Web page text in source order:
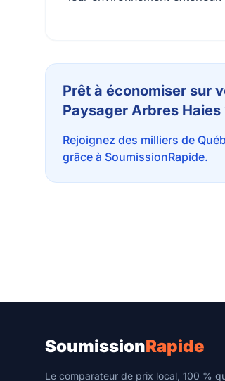
Prêt à économiser sur
Paysager Arbres Haies
Rejoignez des milliers de
grâce à SoumissionRapide.
SoumissionRapide
Le comparateur de prix local, 100 %